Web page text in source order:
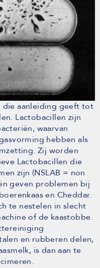
die aanleiding geeft tot
Lactobacillen zijn
waarvan
hebben als
Zij worden
Lactobacillen die
zijn (NSLAB = non
geven problemen bij
en Cheddar.
te nestelen in slecht
of de kaastobbe.
en rubberen delen,
is dan aan te